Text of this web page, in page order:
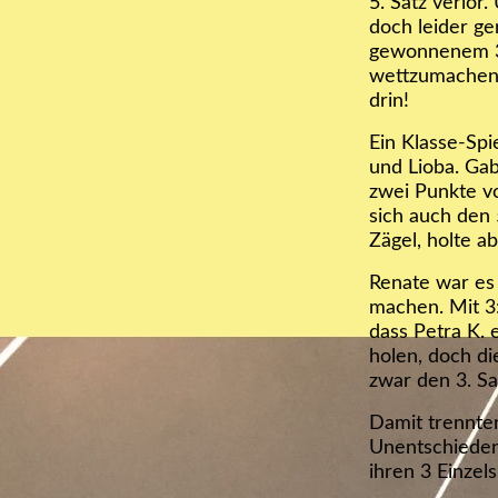
doch leider
gewonnenem
drin!
Ein Klasse-
und Lioba.
zwei Punkte
sich auch den
Zägel, holte
Renate war
machen. Mit
dass Petra K.
holen, doch
zwar den 3.
Damit
ihren 3